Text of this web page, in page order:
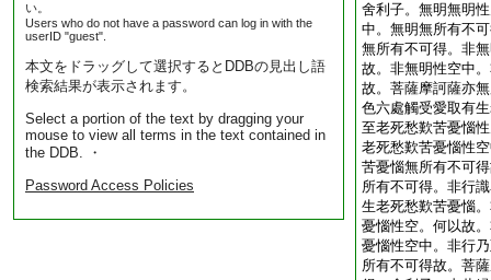
い。
Users who do not have a password can log in with the
userID "guest".
本文をドラッグして選択するとDDBの見出し語
検索結果が表示されます。
Select a portion of the text by dragging your
mouse to view all terms in the text contained in
the DDB. ・
Password Access Policies
舍利子。無明無明
中。無明無所有不
無所有不可得。非
故。非無明性空中
故。菩薩摩訶薩亦
色六處觸受愛取有
至老死愁歎苦憂惱
老死愁歎苦憂惱性
苦憂惱無所有不可
所有不可得。非行
生老死愁歎苦憂惱
憂惱性空。何以故
憂惱性空中。非行
所有不可得故。菩